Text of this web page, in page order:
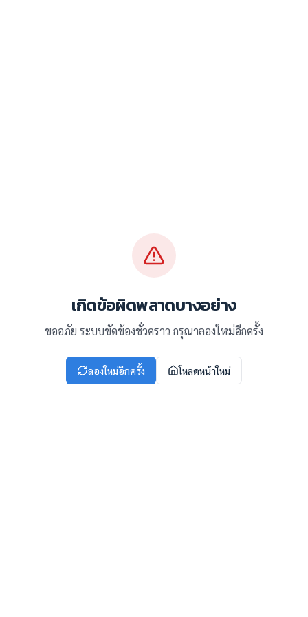
เกิดข้อผิดพลาดบางอย่าง
ขออภัย ระบบขัดข้องชั่วคราว กรุณาลองใหม่อีกครั้ง
ลองใหม่อีกครั้ง โหลดหน้าใหม่